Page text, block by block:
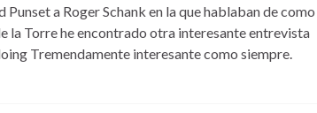
a Roger Schank en la que hablaban de como
la Torre he encontrado otra interesante entrevista
Tremendamente interesante como siempre.